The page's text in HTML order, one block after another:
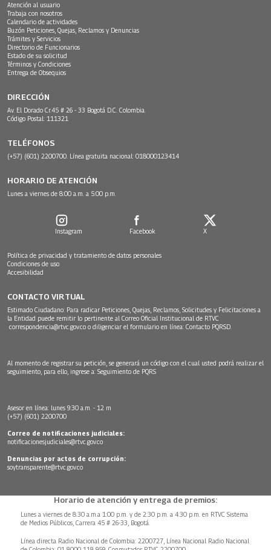
Atención al usuario
Trabaja con nosotros
Calendario de actividades
Buzón Peticiones, Quejas, Reclamos y Denuncias
Trámites y Servicios
Directorio de Funcionarios
Estado de su solicitud
Términos y Condiciones
Entrega de Obsequios
DIRECCIÓN
Av. El Dorado Cr.45 # 26 - 33 Bogotá D.C. Colombia.
Código Postal: 111321
TELÉFONOS
(+57) (601) 2200700. Línea gratuita nacional: 018000123414
HORARIO DE ATENCIÓN
Lunes a viernes de 8:00 a.m. a 5:00 p.m.
Instagram Facebook X
Política de privacidad y tratamiento de datos personales
Condiciones de uso
Accesibilidad
CONTACTO VIRTUAL
Estimado Ciudadano: Para radicar Peticiones, Quejas, Reclamos, Solicitudes y Felicitaciones a
la Entidad puede remitir lo pertinente al Correo Oficial Institucional de RTVC
correspondencia@rtvc.gov.co o diligenciar el formulario en línea: Contacto PQRSD.
Al momento de registrar su petición, se generará un código con el cual usted podrá realizar el
seguimiento, para ello, ingrese a: Seguimiento de PQRS
Asesor en línea: lunes 9:30 a.m. - 12 m
(+57) (601) 2200700
Correo de notificaciones judiciales:
notificacionesjudiciales@rtvc.gov.co
Denuncias por actos de corrupción:
soytransparente@rtvc.gov.co
Horario de atención y entrega de premios:
Lunes a viernes de 8:30 a.m.a 1:00 p.m. y de 2:30 p.m. a 4:30 p.m. en RTVC Sistema
de Medios Públicos, Carrera 45 # 26-33, Bogotá.
Línea directa Radio Nacional de Colombia: 2200727, Línea Nacional Radio Nacional